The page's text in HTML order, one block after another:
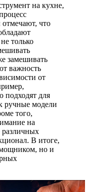
на кухне,
что
только
замешивать
важность
от
подходят для
ручные модели
того,
на
различных
В итоге,
но и